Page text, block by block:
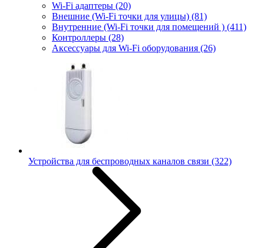
Wi-Fi адаптеры (20)
Внешние (Wi-Fi точки для улицы) (81)
Внутренние (Wi-Fi точки для помещений ) (411)
Контроллеры (28)
Аксессуары для Wi-Fi оборудования (26)
Устройства для беспроводных каналов связи (322)